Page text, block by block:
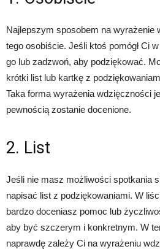
Najlepszym sposobem na wyrażenie
tego osobiście. Jeśli ktoś pomógł Ci
go lub zadzwoń, aby podziękować.
krótki list lub kartkę z
Taka forma wyrażenia wdzięczności
pewnością zostanie docenione.
2. List
Jeśli nie masz możliwości spotkania
napisać list z podziękowaniami. W
bardzo doceniasz pomoc lub
aby być szczerym i konkretnym. W
naprawdę zależy Ci na wyrażeniu